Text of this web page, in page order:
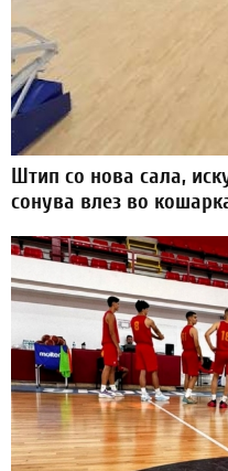
Штип со нова сала,
сонува влез во